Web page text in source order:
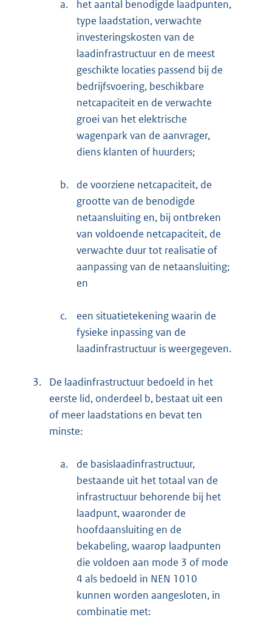
a.
het aantal benodigde laadpunten,
type laadstation, verwachte
investeringskosten van de
laadinfrastructuur en de meest
geschikte locaties passend bij de
bedrijfsvoering, beschikbare
netcapaciteit en de verwachte
groei van het elektrische
wagenpark van de aanvrager,
diens klanten of huurders;
b.
de voorziene netcapaciteit, de
grootte van de benodigde
netaansluiting en, bij ontbreken
van voldoende netcapaciteit, de
verwachte duur tot realisatie of
aanpassing van de netaansluiting;
en
c.
een situatietekening waarin de
fysieke inpassing van de
laadinfrastructuur is weergegeven.
3.
De laadinfrastructuur bedoeld in het
eerste lid, onderdeel b, bestaat uit een
of meer laadstations en bevat ten
minste:
a.
de basislaadinfrastructuur,
bestaande uit het totaal van de
infrastructuur behorende bij het
laadpunt, waaronder de
hoofdaansluiting en de
bekabeling, waarop laadpunten
die voldoen aan mode 3 of mode
4 als bedoeld in NEN 1010
kunnen worden aangesloten, in
combinatie met: